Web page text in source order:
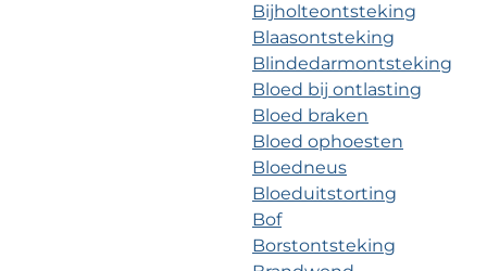
Bijholteontsteking
Blaasontsteking
Blindedarmontsteking
Bloed bij ontlasting
Bloed braken
Bloed ophoesten
Bloedneus
Bloeduitstorting
Bof
Borstontsteking